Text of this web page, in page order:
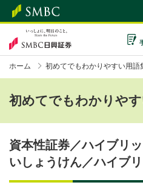
ホーム 初めてでもわかりやすい用語
初めてでもわかりや
資本性証券／ハイブリ
いしょうけん／ハイブ